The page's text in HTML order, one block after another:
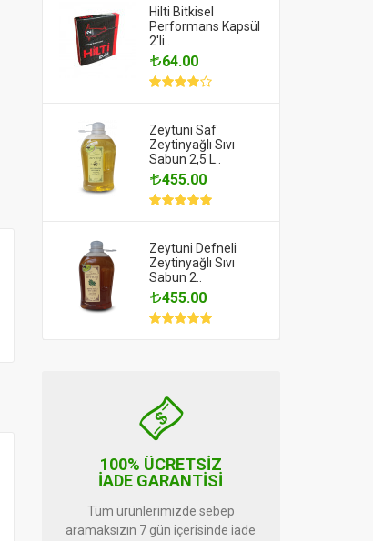
Hilti Bitkisel
Performans Kapsül
2'li..
64.00
Zeytuni Saf
Zeytinyağlı Sıvı
Sabun 2,5 L..
455.00
Zeytuni Defneli
Zeytinyağlı Sıvı
Sabun 2..
455.00
100% ÜCRETSİZ
İADE GARANTİSİ
Tüm ürünlerimizde sebep
aramaksızın 7 gün içerisinde iade